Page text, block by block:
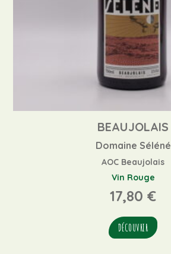
BEAUJOLAIS
Domaine Séléné
AOC Beaujolais
Vin Rouge
17,80 €
DÉCOUVRIR